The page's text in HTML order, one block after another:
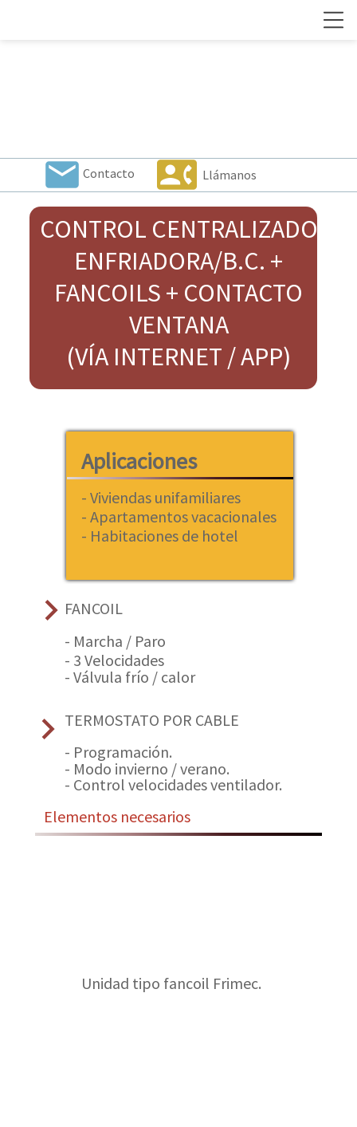
contact_phone Llámanos
local_post_office Contacto
CONTROL CENTRALIZADO
ENFRIADORA/B.C. +
FANCOILS + CONTACTO
VENTANA
(VÍA INTERNET / APP)
keyboard_arrow_rightFANCOIL
- Marcha / Paro
- 3 Velocidades
- Válvula frío / calor
TERMOSTATO POR CABLE
- Programación.
- Modo invierno / verano.
- Control velocidades ventilador.
keyboard_arrow_right
Elementos necesarios
Aplicaciones
- Viviendas unifamiliares
- Apartamentos vacacionales
- Habitaciones de hotel
Unidad tipo fancoil Frimec.